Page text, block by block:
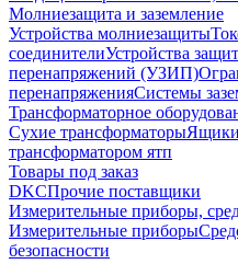
Молниезащита и заземление
Устройства молниезащиты
соединителиУстройства
перенапряжений (УЗИП)
перенапряженияСистемы
Трансформаторное
Сухие трансформаторы
трансформатором ятп
Товары под заказ
DKCПрочие поставщики
Измерительные приборы,
Измерительные приборы
безопасности